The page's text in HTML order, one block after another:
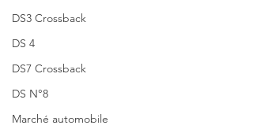
DS3 Crossback
DS 4
DS7 Crossback
DS N°8
Marché automobile